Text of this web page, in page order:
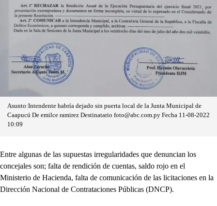
Asunto:Intendente habría dejado sin puerta local de la Junta Municipal de
Caapucú De emilce ramirez Destinatario foto@abc.com.py Fecha 11-08-2022
10:09
Entre algunas de las supuestas irregularidades que denuncian los
concejales son; falta de rendición de cuentas, saldo rojo en el
Ministerio de Hacienda, falta de comunicación de las licitaciones en la
Dirección Nacional de Contrataciones Públicas (DNCP).